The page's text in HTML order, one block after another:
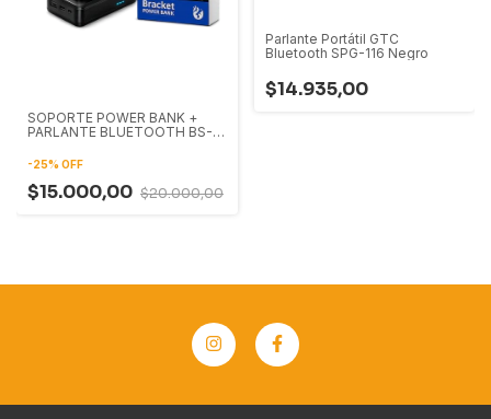
SOPORTE POWER BANK +
PARLANTE BLUETOOTH BS-
-25% OFF
$15.000,00 $20.000,00
Parlante Portátil GTC
Bluetooth SPG-116 Negro
$14.935,00